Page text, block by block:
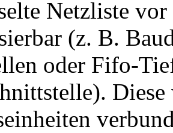
Netzliste
(z. B.
oder Fifo-